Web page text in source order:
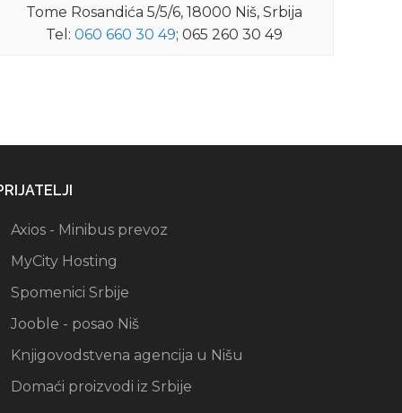
Tome Rosandića 5/5/6, 18000 Niš, Srbija
Tel:060 660 30 49; 065 260 30 49
Axios - Minibus prevoz
MyCity Hosting
Spomenici Srbije
Jooble - posao Niš
Knjigovodstvena agencija u Nišu
Domaći proizvodi iz Srbije